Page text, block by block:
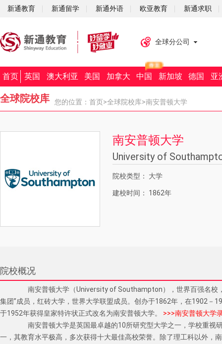
新通教育 新通留学 新通外语 欧亚教育 新通求职
全球分公司
首页 英国 澳大利亚 美国 加拿大 中国 新加坡 德国 亚
全球院校库 您的位置： 首页>全球院校库>南安普顿大学
南安普顿大学
University of
院校类型： 大学
建校时间： 1862年
院校概况
南安普顿大学（University of Southampton），世界百强名校
集团”成员，红砖大学，世界大学联盟成员。创办于1862年，在1902－
于1952年获得皇家特许状正式改名为南安普顿大学。 >>>南安普顿大学
南安普顿大学是英国最卓越的10所研究型大学之一，学校重视
一，其教育水平极高，多次获得十大最佳高校荣誉。除了理工科以外，